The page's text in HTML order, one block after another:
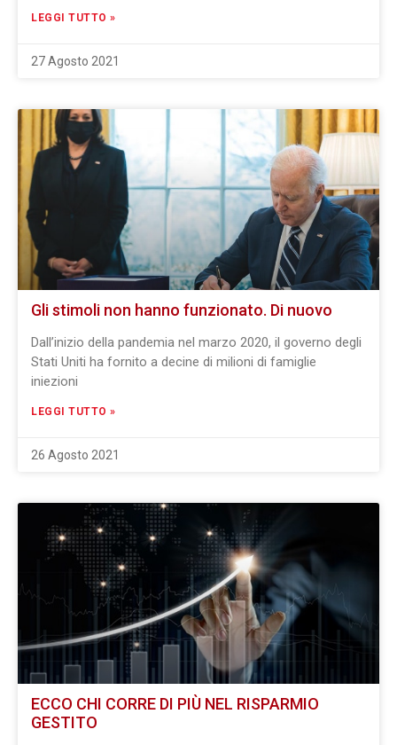
LEGGI TUTTO »
27 Agosto 2021
Gli stimoli non hanno funzionato. Di nuovo
Dall’inizio della pandemia nel marzo 2020, il governo degli
Stati Uniti ha fornito a decine di milioni di famiglie
iniezioni
LEGGI TUTTO »
26 Agosto 2021
ECCO CHI CORRE DI PIÙ NEL RISPARMIO
GESTITO